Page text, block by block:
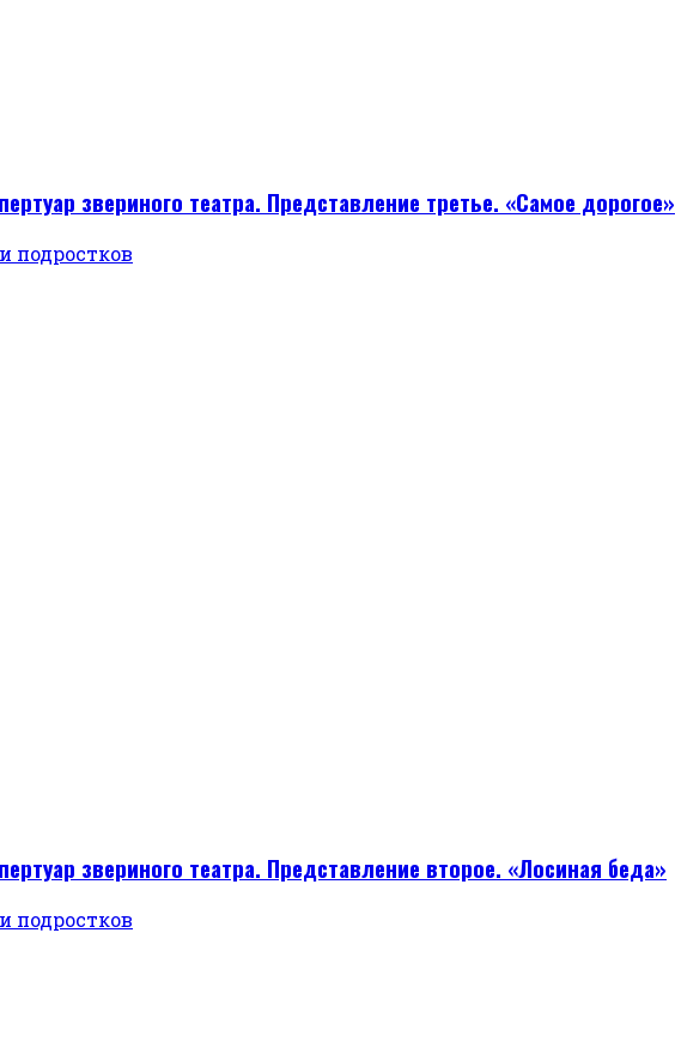
звериного театра. Представление третье. «Самое дорогое»
подростков
звериного театра. Представление второе. «Лосиная беда»
подростков